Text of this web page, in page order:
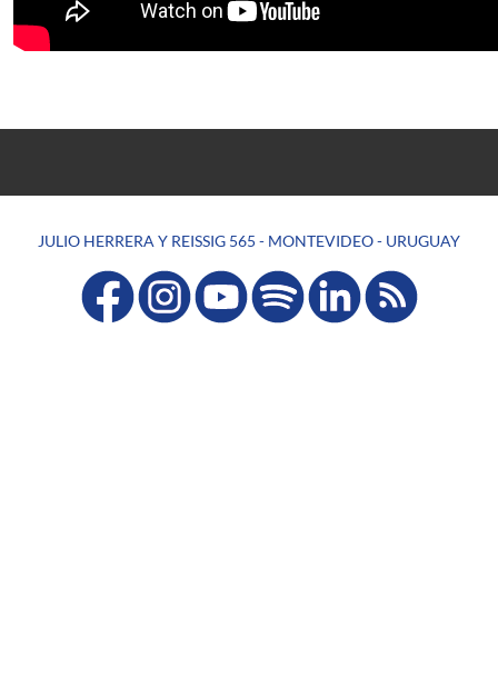
JULIO HERRERA Y REISSIG 565 - MONTEVIDEO - URUGUAY